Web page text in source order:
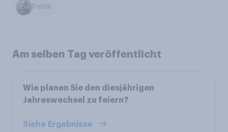
Politik
Am selben Tag veröffentlicht
Wie planen Sie den diesjährigen
Jahreswechsel zu feiern?
Siehe Ergebnisse